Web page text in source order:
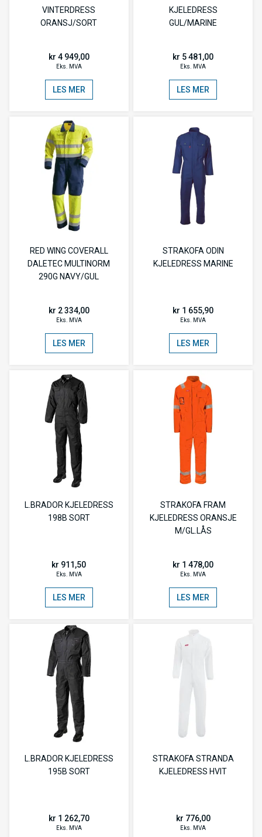
VINTERDRESS
ORANSJ/SORT
kr 4 949,00
Eks. MVA
LES MER
KJELEDRESS
GUL/MARINE
kr 5 481,00
Eks. MVA
LES MER
RED WING COVERALL
DALETEC MULTINORM
290G NAVY/GUL
kr 2 334,00
Eks. MVA
LES MER
STRAKOFA ODIN
KJELEDRESS MARINE
kr 1 655,90
Eks. MVA
LES MER
L.BRADOR KJELEDRESS
198B SORT
kr 911,50
Eks. MVA
LES MER
STRAKOFA FRAM
KJELEDRESS ORANSJE
M/GL.LÅS
kr 1 478,00
Eks. MVA
LES MER
L.BRADOR KJELEDRESS
195B SORT
kr 1 262,70
Eks. MVA
STRAKOFA STRANDA
KJELEDRESS HVIT
kr 776,00
Eks. MVA